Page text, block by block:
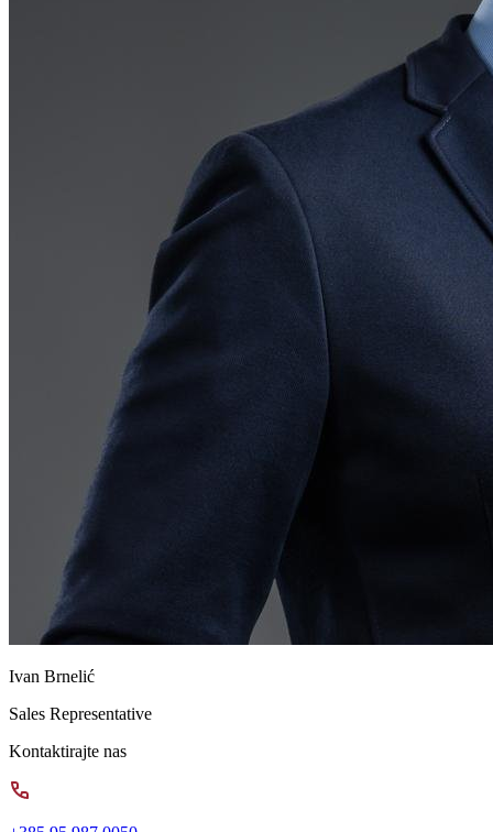
Ivan Brnelić
Sales Representative
Kontaktirajte nas